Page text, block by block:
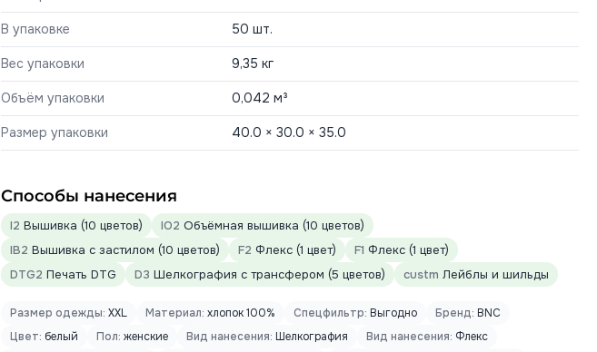
В упаковке 50 шт.
Вес упаковки 9,35 кг
Объём упаковки 0,042 м³
Размер упаковки 40.0 × 30.0 × 35.0
Способы нанесения
I2 Вышивка (10 цветов) IO2 Объёмная вышивка (10 цветов)
IB2 Вышивка с застилом (10 цветов) F2 Флекс (1 цвет) F1 Флекс (1 цвет)
DTG2 Печать DTG D3 Шелкография с трансфером (5 цветов) custm Лейблы и шильды
Размер одежды: XXL Материал: хлопок 100% Спецфильтр: Выгодно Бренд: BNC
Цвет: белый Пол: женские Вид нанесения: Шелкография Вид нанесения: Флекс